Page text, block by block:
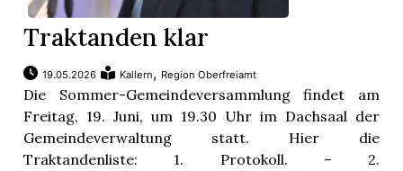
Traktanden klar
19.05.2026 Kallern, Region Oberfreiamt
Die Sommer-Gemeindeversammlung findet am
Freitag, 19. Juni, um 19.30 Uhr im Dachsaal der
Gemeindeverwaltung statt. Hier die
Traktandenliste: 1. Protokoll. – 2.